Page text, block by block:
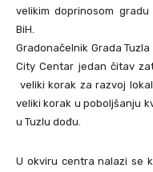
velikim doprinosom
BiH.
Gradonačelnik Grada
City Centar jedan čitav
veliki korak za razvoj
veliki korak u poboljšanju
u Tuzlu dođu.
U okviru centra nalazi se